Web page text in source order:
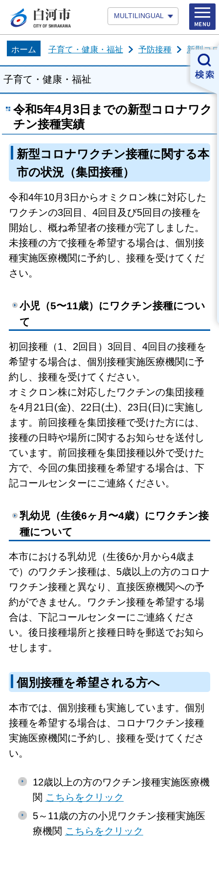
MULTILINGUAL
ホーム 子育て・健康・福祉 予防接種 新型コ
子育て・健康・福祉
令和5年4月3日までの新型コロナワク
チン接種実績
新型コロナワクチン接種に関する本
市の状況（集団接種）
令和4年10月3日からオミクロン株に対応した
ワクチンの3回目、4回目及び5回目の接種を
開始し、概ね希望者の接種が完了しました。
未接種の方で接種を希望する場合は、 個別接
種実施医療機関に予約し、接種を受けてくだ
さい。
小児（5〜11歳）にワクチン接種につい
て
初回接種（1、2回目）3回目、4回目の接種を
希望する場合は、個別接種実施医療機関に予
約し、接種を受けてください。
オミクロン株に対応したワクチンの集団接種
を4月21日(金)、22日(土)、23日(日)に実施し
ます。前回接種を集団接種で受けた方には、
接種の日時や場所に関するお知らせを送付し
ています。前回接種を集団接種以外で受けた
方で、今回の集団接種を希望する場合は、下
記コールセンターにご連絡ください。
乳幼児（生後6ヶ月〜4歳）にワクチン接
種について
本市における乳幼児（生後6か月から4歳ま
で）のワクチン接種は、5歳以上の方のコロナ
ワクチン接種と異なり、直接医療機関への予
約ができません。ワクチン接種を希望する場
合は、下記コールセンターにご連絡くださ
い。後日接種場所と接種日時を郵送でお知ら
せします。
個別接種を希望される方へ
本市では、個別接種も実施しています。個別
接種を希望する場合は、コロナワクチン接種
実施医療機関に予約し、接種を受けてくださ
い。
12歳以上の方のワクチン接種実施医療機
関 こちらをクリック
5～11歳の方の小児ワクチン接種実施医
療機関 こちらをクリック